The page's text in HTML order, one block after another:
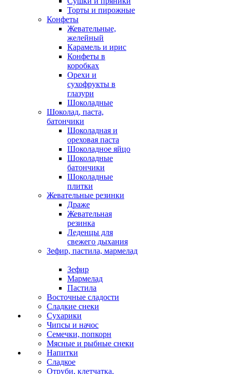
Торты и пирожные
Конфеты
Жевательные,
желейный
Карамель и ирис
Конфеты в
коробках
Орехи и
сухофрукты в
глазури
Шоколадные
Шоколад, паста,
батончики
Шоколадная и
ореховая паста
Шоколадное яйцо
Шоколадные
батончики
Шоколадные
плитки
Жевательные резинки
Драже
Жевательная
резинка
Леденцы для
свежего дыхания
Зефир, пастила, мармелад
Зефир
Мармелад
Пастила
Восточные сладости
Сладкие снеки
Сухарики
Чипсы и начос
Семечки, попкорн
Мясные и рыбные снеки
Напитки
Сладкое
Отруби, клетчатка,